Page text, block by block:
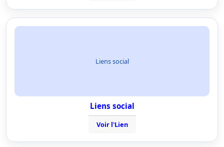
Liens social
Liens social
Voir l'Lien